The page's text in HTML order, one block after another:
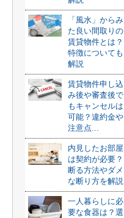
「風水」からみ
た良い間取りの
賃貸物件とは？
特徴についても
解説
賃貸物件申し込
み後や審査後で
もキャンセルは
可能？違約金や
注意点...
内見したお部屋
は契約が必要？
断る方法やダメ
な断り方を解説
一人暮らしに必
要な食器は？選